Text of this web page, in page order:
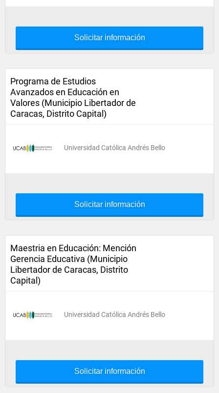
Solicitar información
Programa de Estudios
Avanzados en Educación en
Valores (Municipio Libertador de
Caracas, Distrito Capital)
Universidad Católica Andrés Bello
Solicitar información
Maestria en Educación: Mención
Gerencia Educativa (Municipio
Libertador de Caracas, Distrito
Capital)
Universidad Católica Andrés Bello
Solicitar información